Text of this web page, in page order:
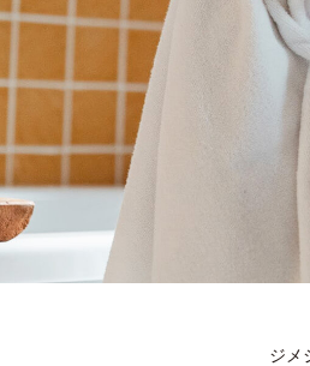
ジメ